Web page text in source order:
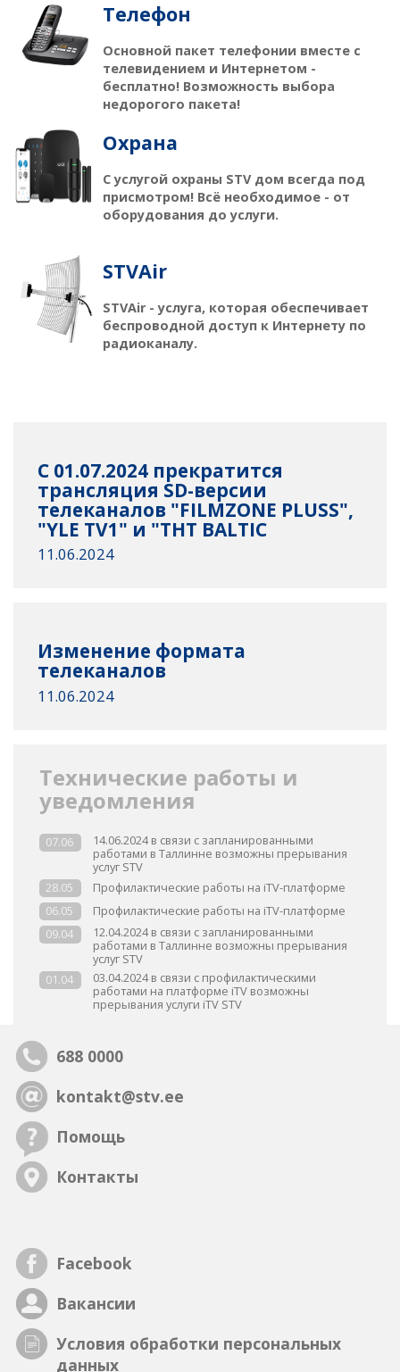
Телефон
Основной пакет телефонии вместе с
телевидением и Интернетом -
бесплатно! Возможность выбора
недорогого пакета!
Охрана
С услугой охраны STV дом всегда под
присмотром! Всё необходимое - от
оборудования до услуги.
STVAir
STVAir - услуга, которая обеспечивает
беспроводной доступ к Интернету по
радиоканалу.
С 01.07.2024 прекратится
трансляция SD-версии
телеканалов "FILMZONE PLUSS",
"YLE TV1" и "ТНТ BALTIC
11.06.2024
Изменение формата
телеканалов
11.06.2024
Технические работы и
уведомления
07.06
14.06.2024 в связи с запланированными
работами в Таллинне возможны прерывания
услуг STV
28.05
Профилактические работы на iTV-платформе
06.05
Профилактические работы на iTV-платформе
09.04
12.04.2024 в связи с запланированными
работами в Таллинне возможны прерывания
услуг STV
01.04
03.04.2024 в связи с профилактическими
работами на платформе iTV возможны
прерывания услуги iTV STV
688 0000
kontakt@stv.ee
Помощь
Контакты
Facebook
Вакансии
Условия обработки персональных
данных